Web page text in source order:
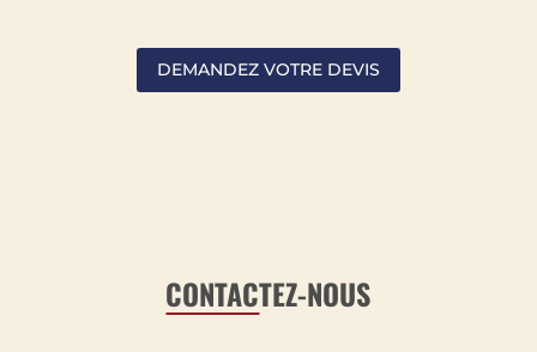
DEMANDEZ VOTRE DEVIS
CONTACTEZ-NOUS